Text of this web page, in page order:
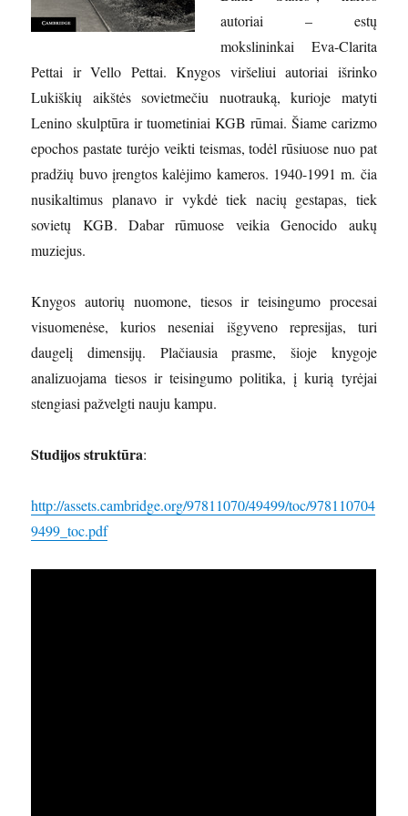
autoriai – estų
mokslininkai Eva-Clarita
Pettai ir Vello Pettai. Knygos viršeliui autoriai išrinko
Lukiškių aikštės sovietmečiu nuotrauką, kurioje matyti
Lenino skulptūra ir tuometiniai KGB rūmai. Šiame carizmo
epochos pastate turėjo veikti teismas, todėl rūsiuose nuo pat
pradžių buvo įrengtos kalėjimo kameros. 1940-1991 m. čia
nusikaltimus planavo ir vykdė tiek nacių gestapas, tiek
sovietų KGB. Dabar rūmuose veikia Genocido aukų
muziejus.
Knygos autorių nuomone, tiesos ir teisingumo procesai
visuomenėse, kurios neseniai išgyveno represijas, turi
daugelį dimensijų. Plačiausia prasme, šioje knygoje
analizuojama tiesos ir teisingumo politika, į kurią tyrėjai
stengiasi pažvelgti nauju kampu.
Studijos struktūra:
http://assets.cambridge.org/97811070/49499/toc/978110704
9499_toc.pdf